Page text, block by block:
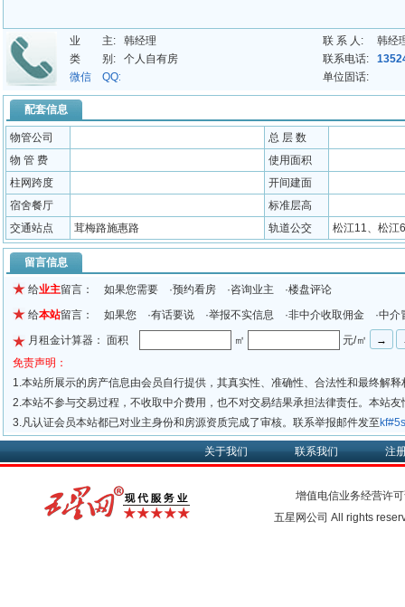
业 主: 韩经理 联 系 人:
韩经
类 别:
个人自有房 联系电话:
微信 QQ:
单位固话:
配套信息
物管公司
总 层 数
物 管 费
使用面积
柱网跨度
开间建面
宿舍餐厅
标准层高
交通站点
茸梅路施惠路 轨道公交 松江11、松江
留言信息
给业主留言： 如果您需要 ·预约看房 ·咨询业主 ·楼盘评论
给本站留言： 如果您 ·有话要说 ·举报不实信息 ·非中介收取佣金 ·中介
月租金计算器： 面积
㎡
元/㎡
免责声明：
1.本站所展示的房产信息由会员自行提供，其真实性、准确性、合法性和最终解
2.本站不参与交易过程，不收取中介费用，也不对交易结果承担法律责任。本站
3.凡认证会员本站都已对业主身份和房源资质完成了审核。联系举报邮件发至
关于我们 联系我们 注
增值电信业务经营许
五星网公司 All rights